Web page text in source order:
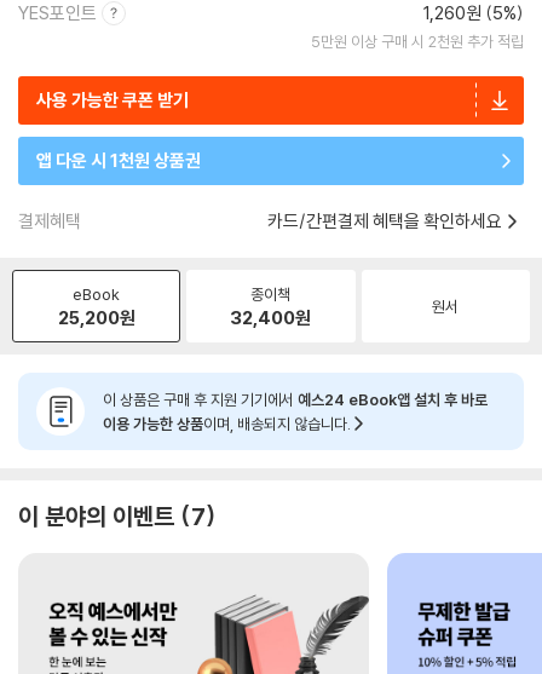
YES포인트 1,260원 (5%)
5만원 이상 구매 시 2천원 추가 적립
사용 가능한 쿠폰 받기
앱 다운 시 1천원 상품권
결제혜택 카드/간편결제 혜택을 확인하세요
eBook
25,200원
종이책
32,400원 원서
이 상품은 구매 후 지원 기기에서 예스24 eBook앱 설치 후 바로
이용 가능한 상품이며, 배송되지 않습니다.
이 분야의 이벤트 7